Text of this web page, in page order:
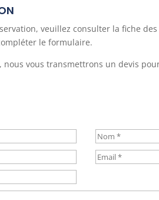
veuillez consulter la fiche
le formulaire.
vous transmettrons un devis